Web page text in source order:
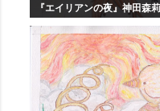
『エイリアンの夜』神田森